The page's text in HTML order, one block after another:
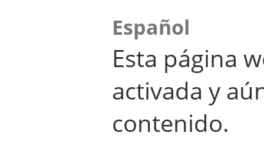
Español
Esta página
activada y
contenido.